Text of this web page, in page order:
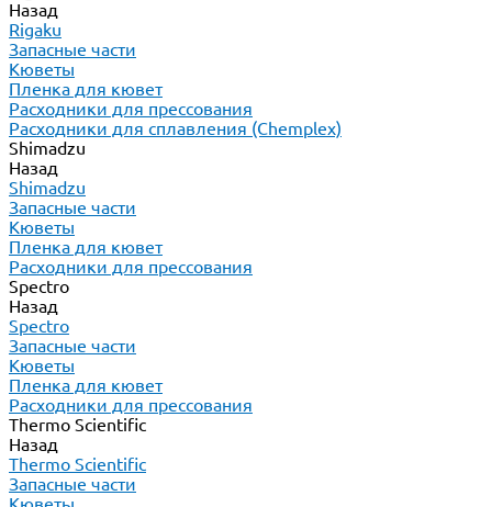
Назад
Rigaku
Запасные части
Кюветы
Пленка для кювет
Расходники для прессования
Расходники для сплавления (Chemplex)
Shimadzu
Назад
Shimadzu
Запасные части
Кюветы
Пленка для кювет
Расходники для прессования
Spectro
Назад
Spectro
Запасные части
Кюветы
Пленка для кювет
Расходники для прессования
Thermo Scientific
Назад
Thermo Scientific
Запасные части